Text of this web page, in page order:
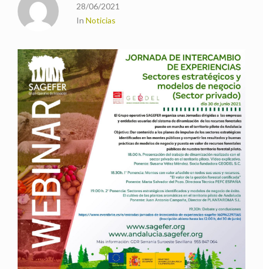
28/06/2021
In Noticias